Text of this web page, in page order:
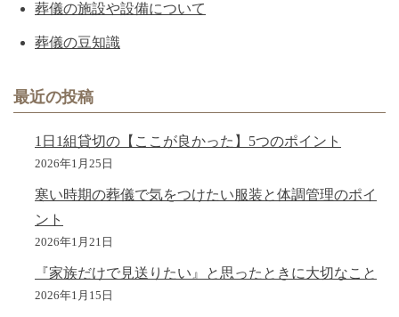
葬儀の施設や設備について
葬儀の豆知識
最近の投稿
1日1組貸切の【ここが良かった】5つのポイント
2026年1月25日
寒い時期の葬儀で気をつけたい服装と体調管理のポイ
ント
2026年1月21日
『家族だけで見送りたい』と思ったときに大切なこと
2026年1月15日